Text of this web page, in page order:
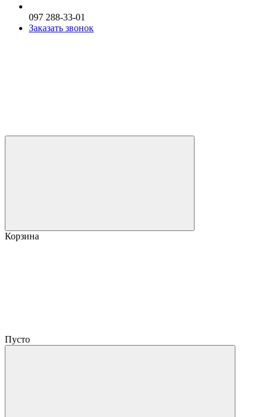
097 288-33-01
Заказать звонок
Корзина
Пусто